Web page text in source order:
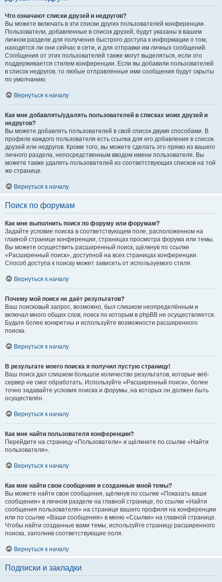
Что означают списки друзей и недругов?
Вы можете включать в эти списки других пользователей конференции.
Пользователи, добавленные в список друзей, будут указаны в вашем
личном разделе для получения быстрого доступа к информации о том,
находятся ли они сейчас в сети, и для отправки им личных сообщений.
Сообщения от этих пользователей также могут выделяться, если это
поддерживается стилем конференции. Если вы добавили пользователей
в список недругов, то любые отправленные ими сообщения будут скрыты
по умолчанию.
Вернуться к началу
Как мне добавлять/удалять пользователей в списках моих друзей и
недругов?
Вы можете добавлять пользователей в свой список двумя способами. В
профиле каждого пользователя есть ссылка для его добавления в список
друзей или недругов. Кроме того, вы можете сделать это прямо из вашего
личного раздела, непосредственным вводом имени пользователя. Вы
можете также удалять пользователей из соответствующих списков на той
же странице.
Вернуться к началу
Поиск по форумам
Как мне выполнить поиск по форуму или форумам?
Задайте условие поиска в соответствующем поле, расположенном на
главной странице конференции, страницах просмотра форума или темы.
Вы можете осуществить расширенный поиск, щёлкнув по ссылке
«Расширенный поиск», доступной на всех страницах конференции.
Способ доступа к поиску может зависеть от используемого стиля.
Вернуться к началу
Почему мой поиск не даёт результатов?
Ваш поисковый запрос, возможно, был слишком неопределённым и
включал много общих слов, поиск по которым в phpBB не осуществляется.
Будьте более конкретны и используйте возможности расширенного
поиска.
Вернуться к началу
В результате моего поиска я получил пустую страницу!
Ваш поиск дал слишком большое количество результатов, которые веб-
сервер не смог обработать. Используйте «Расширенный поиск», более
точно задавайте условия поиска и форумы, на которых он должен быть
осуществлён.
Вернуться к началу
Как мне найти пользователя конференции?
Перейдите на страницу «Пользователи» и щёлкните по ссылке «Найти
пользователя».
Вернуться к началу
Как мне найти свои сообщения и созданные мной темы?
Вы можете найти свои сообщения, щёлкнув по ссылке «Показать ваши
сообщения» в личном разделе на главной странице, по ссылке «Найти
сообщения пользователя» на странице вашего профиля на конференции
или по ссылке «Ваши сообщения» в меню «Ссылки» на главной странице.
Чтобы найти созданные вами темы, используйте страницу расширенного
поиска, заполнив соответствующие поля.
Вернуться к началу
Подписки и закладки